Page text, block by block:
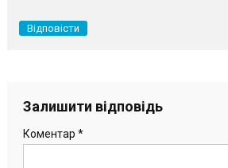
Відповісти
Залишити відповідь
Коментар *